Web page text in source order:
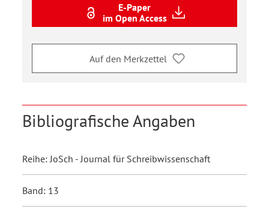
E-Paper
im Open Access
Auf den Merkzettel
Bibliografische Angaben
Reihe: JoSch - Journal für Schreibwissenschaft
Band: 13